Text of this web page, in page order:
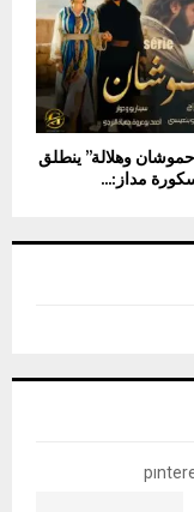
وهلالة” ينطلق
مداز:...